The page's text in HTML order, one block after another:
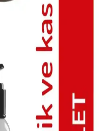
ve nemi korumak için
önem kazanır. Aloe
destekler.
Doğru Ürün Kullanımı
kullanım, sağlıklı ve
nemlendirme ve koruma
destekleyin.
Koruyucu